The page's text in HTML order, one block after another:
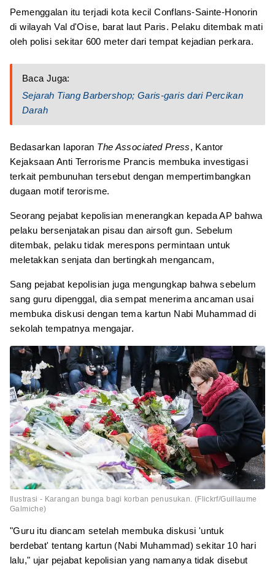
Pemenggalan itu terjadi kota kecil Conflans-Sainte-Honorin
di wilayah Val d'Oise, barat laut Paris. Pelaku ditembak mati
oleh polisi sekitar 600 meter dari tempat kejadian perkara.
Baca Juga:
Sejarah Tiang Barbershop; Garis-garis dari Percikan
Darah
Bedasarkan laporan The Associated Press, Kantor
Kejaksaan Anti Terrorisme Prancis membuka investigasi
terkait pembunuhan tersebut dengan mempertimbangkan
dugaan motif terorisme.
Seorang pejabat kepolisian menerangkan kepada AP bahwa
pelaku bersenjatakan pisau dan airsoft gun. Sebelum
ditembak, pelaku tidak merespons permintaan untuk
meletakkan senjata dan bertingkah mengancam,
Sang pejabat kepolisian juga mengungkap bahwa sebelum
sang guru dipenggal, dia sempat menerima ancaman usai
membuka diskusi dengan tema kartun Nabi Muhammad di
sekolah tempatnya mengajar.
Ilustrasi - Karangan bunga bagi korban penusukan. (Flickrf/Guillaume
Galmiche)
"Guru itu diancam setelah membuka diskusi 'untuk
berdebat' tentang kartun (Nabi Muhammad) sekitar 10 hari
lalu," ujar pejabat kepolisian yang namanya tidak disebut